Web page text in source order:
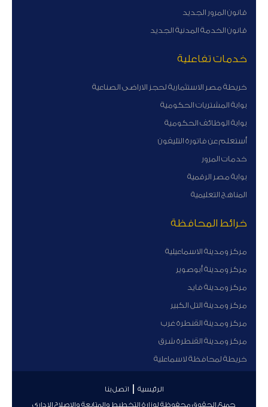
قانون المرور الجديد
قانون الخدمة المدنية الجديد
خدمات تفاعلية
خريطة مصر الاستثمارية لحجز الاراضى الصناعية
بوابة المشتريات الحكومية
بوابة الوظائف الحكومية
أستعلم عن فاتورة التليفون
خدمات المرور
بوابة مصر الرقمية
المناهج التعليمية
خرائط المحافظة
مركز ومدينة الاسماعيلية
مركز ومدينة أبوصوير
مركز ومدينة فايد
مركز ومدينة التل الكبير
مركز ومدينة القنطرة غرب
مركز ومدينة القنطرة شرق
خريطة لمحافظة لاسماعلية
الرئيسية
اتصل بنا
جميع الحقوق محفوظة لوزارة التخطيط والمتابعة والإصلاح الإداري